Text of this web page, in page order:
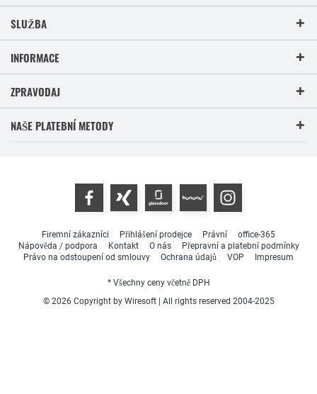
SLUŽBA
INFORMACE
ZPRAVODAJ
NAŠE PLATEBNÍ METODY
Firemní zákazníci Přihlášení prodejce Právní
office-365
Nápověda / podpora
Kontakt O nás
Přepravní a platební podmínky
Právo na odstoupení od smlouvy
Ochrana údajů VOP Impresum
* Všechny ceny včetně DPH
© 2026 Copyright by Wiresoft | All rights reserved 2004-2025